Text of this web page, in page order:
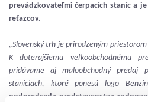
prevádzkovateľmi čerpacích staníc a
reťazcov.
„Slovenský trh je prirodzeným
K doterajšiemu veľkoobchodnému
pridávame aj maloobchodný predaj
staniciach, ktoré ponesú logo
podpredseda predstavenstva